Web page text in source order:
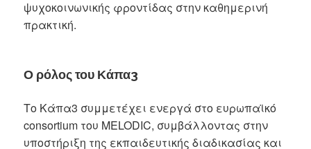
ψυχοκοινωνικής φροντίδας στην καθημερινή
πρακτική.
Ο ρόλος του Κάπα3
Το Κάπα3 συμμετέχει ενεργά στο ευρωπαϊκό
consortium του MELODIC, συμβάλλοντας στην
υποστήριξη της εκπαιδευτικής διαδικασίας και